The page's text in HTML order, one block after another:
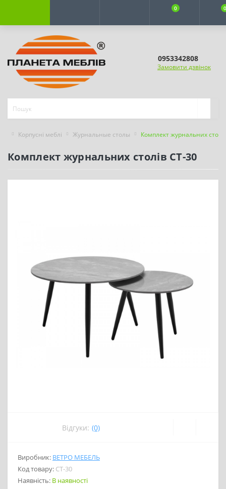
0
0953342808
Замовити дзвінок
Корпусні меблі Журнальные столы Комплект журнальних
Комплект журнальних столів CT-30
Відгуки: (0)
Виробник: ВЕТРО МЕБЕЛЬ
Код товару: CT-30
Наявність: В наявності